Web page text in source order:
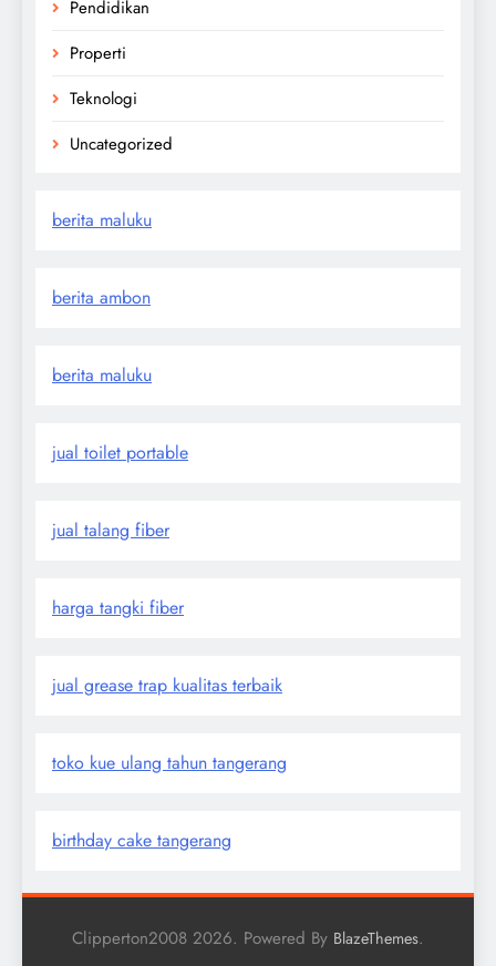
Pendidikan
Properti
Teknologi
Uncategorized
berita maluku
berita ambon
berita maluku
jual toilet portable
jual talang fiber
harga tangki fiber
jual grease trap kualitas terbaik
toko kue ulang tahun tangerang
birthday cake tangerang
Clipperton2008 2026. Powered By BlazeThemes.